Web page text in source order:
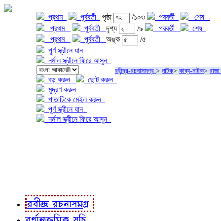
প্রথম পূর্ববর্তী পৃষ্ঠা /১০৩ পরবর্তী
শেষ
প্রথম
পূর্ববর্তী দৃশ্য /৯ পরবর্তী
শেষ
প্রথম
পূর্ববর্তী অঙ্ক
/৫
পূর্ণ স্ক্রীনে যান
নর্মাল স্ক্রীনে ফিরে আসুন
বড় করুন
ছোট করুন
মুদ্রণ করুন
পাতাটিকে মেইল করুন
পূর্ণ স্ক্রীনে যান
নর্মাল স্ক্রীনে ফিরে আসুন
রবীন্দ্র-রচনাসমগ্র > নাটক> কাব্য-নাটক>
রবীন্দ্র-রচনাসমগ্র